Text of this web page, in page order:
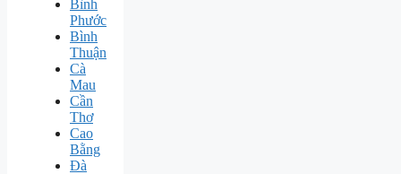
Bình
Phước
Bình
Thuận
Cà
Mau
Cần
Thơ
Cao
Bằng
Đà